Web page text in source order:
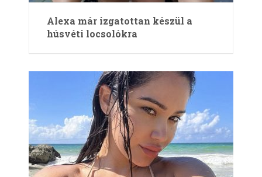
Alexa már izgatottan készül a
húsvéti locsolókra